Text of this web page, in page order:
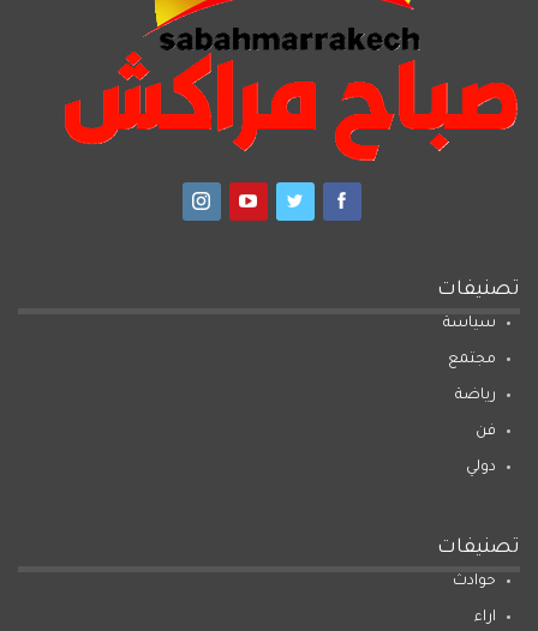
تصنيفات
سياسة
مجتمع
رياضة
فن
دولي
تصنيفات
حوادث
اراء